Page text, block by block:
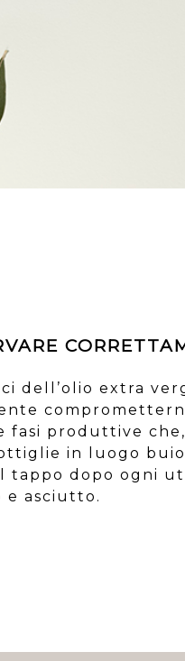
dell’olio extra
produttive che,
in luogo
tappo dopo ogni
e asciutto.